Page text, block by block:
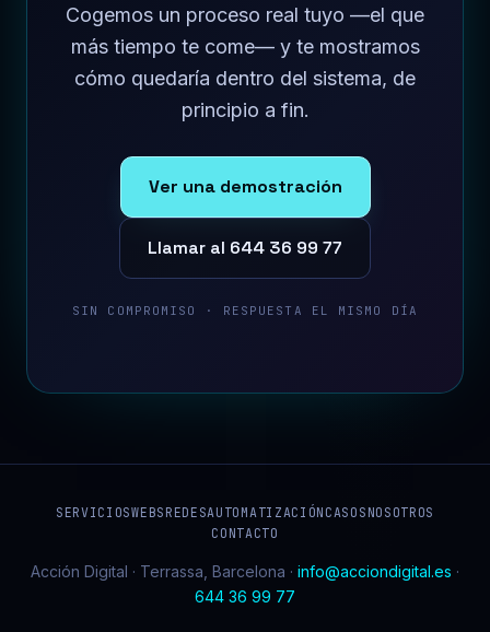
Cogemos un proceso real tuyo —el que
más tiempo te come— y te mostramos
cómo quedaría dentro del sistema, de
principio a fin.
Ver una demostración
Llamar al 644 36 99 77
SIN COMPROMISO · RESPUESTA EL MISMO DÍA
SERVICIOSWEBS REDESAUTOMATIZACIÓN CASOS NOSOTROS
CONTACTO
Acción Digital · Terrassa, Barcelona · info@acciondigital.es ·
644 36 99 77